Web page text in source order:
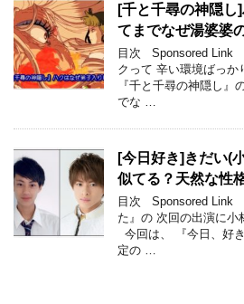
[千と千尋の神隠し
てまでなぜ湯婆婆
目次 Sponsored Link
クって 辛い環境ばっ
『千と千尋の神隠し』
でな …
[今日好き]きだい(
似てる？天然な性
目次 Sponsored Link
た』の 次回の出演に小
今回は、 『今日、好
定の …